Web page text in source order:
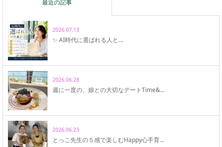
最近の記事
2026.07.13
✨ AI時代に選ばれる人と…
2026.06.28
週に一度の、娘との大切なデートTime&…
2026.06.23
とっこ先生の５感で楽しむHappy心手育…